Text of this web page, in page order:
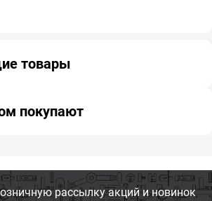
товары
покупают
рассылку акций и новинок